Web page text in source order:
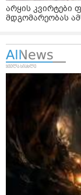
არყის კვირტები
მდგომარეობას